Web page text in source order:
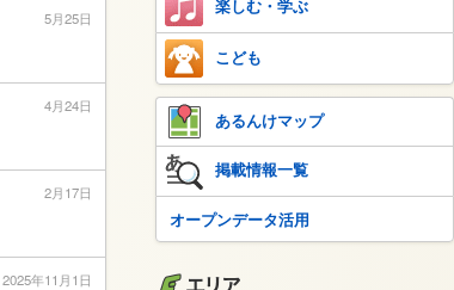
5月25日
4月24日
2月17日
2025年11月1日
楽しむ・学ぶ
こども
あるんけマップ
掲載情報一覧
オープンデータ活用